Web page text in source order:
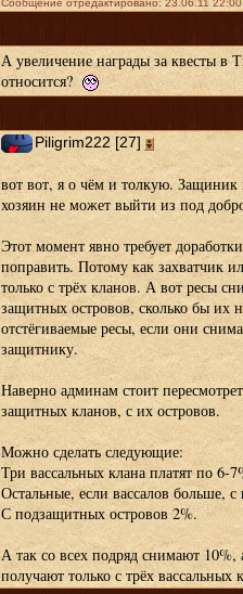
Сообщение отредактировано: 23.06.11 22:00
А увеличение награды за квесты в
относится?
Piligrim222 [27]
вот вот, я о чём и толкую. Защиник
хозяин не может выйти из под
Этот момент явно требует
поправить. Потому как захватчик
только с трёх кланов. А вот ресы
защитных островов, сколько бы их
отстёгиваемые ресы, если они
защитнику.
Наверно админам стоит
защитных кланов, с их островов.
Можно сделать следующие:
Три вассальных клана платят по 6-
Остальные, если вассалов больше,
С подзащитных островов 2%.
А так со всех подряд снимают
получают только с трёх вассальных